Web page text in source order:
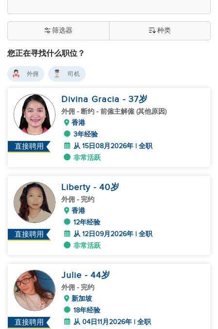
您正在寻找什么职位？
筛选器 种类
外佣 司机
直接聘用
Divina Gracia - 37岁
外佣 - 断约 - 前僱主解僱 (其他原因)
香港
3年经验
从 15日08月2026年 | 全职
非常活跃
直接聘用
Liberty - 40岁
外佣 - 完约
香港
12年经验
从 12日09月2026年 | 全职
非常活跃
直接聘用
Julie - 44岁
外佣 - 完约
新加坡
18年经验
从 04日11月2026年 | 全职